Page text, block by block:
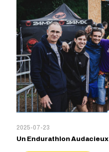
2025-07-23
Un Endurathlon Audacieux